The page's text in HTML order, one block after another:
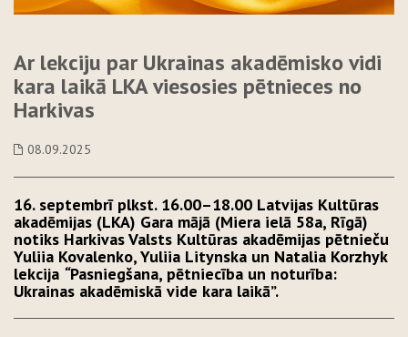
Ar lekciju par Ukrainas akadēmisko vidi
kara laikā LKA viesosies pētnieces no
Harkivas
08.09.2025
16. septembrī plkst. 16.00–18.00 Latvijas Kultūras
akadēmijas (LKA) Gara mājā (Miera ielā 58a, Rīgā)
notiks Harkivas Valsts Kultūras akadēmijas pētnieču
Yuliia Kovalenko, Yuliia Litynska un Natalia Korzhyk
lekcija “Pasniegšana, pētniecība un noturība:
Ukrainas akadēmiskā vide kara laikā”.